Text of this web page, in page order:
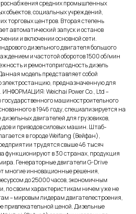
средних промышленных
объектов, социальных учреждений,
торговых центров. Вторая степень
автоматический запуск и останов
и включении основной сети.
дизельного двигателя большого
и частотой оборотов 1500 об/мин
и ремонтопригодность дизель
модель представляет собой
предназначенную для
ИНФОРМАЦИЯ: Weichai Power Co., Ltd –
государственного машиностроительного
в 1946 году, специализируется на
двигателей для грузовиков,
и приводов силовых машин. Штаб-
в городе Weifang (Вейфан),
трудятся свыше 46 тысяч
функционируют в 30 странах, продукция
Генераторные двигатели G-Drive
многие инновационные решения,
до 25000 часов, экономичным
по своим характеристикам ничем уже не
– мировым лидерам двигателестроения,
привлекательной ценой. Дизельные